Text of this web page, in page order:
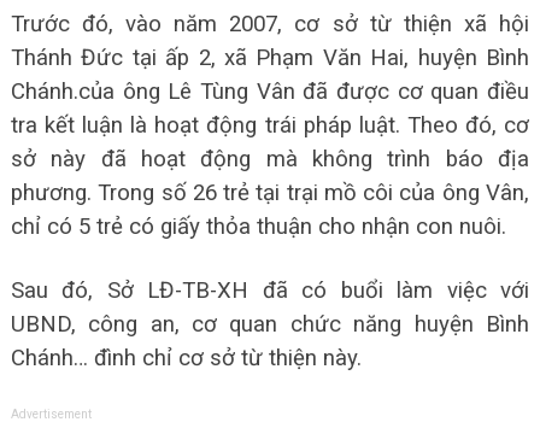
Trước đó, vào năm 2007, cơ sở từ thiện xã hội
Thánh Đức tại ấp 2, xã Phạm Văn Hai, huyện Bình
Chánh.của ông Lê Tùng Vân đã được cơ quan điều
tra kết luận là hoạt động trái pháp luật. Theo đó, cơ
sở này đã hoạt động mà không trình báo địa
phương. Trong số 26 trẻ tại trại mồ côi của ông Vân,
chỉ có 5 trẻ có giấy thỏa thuận cho nhận con nuôi.
Sau đó, Sở LĐ-TB-XH đã có buổi làm việc với
UBND, công an, cơ quan chức năng huyện Bình
Chánh… đình chỉ cơ sở từ thiện này.
Advertisement